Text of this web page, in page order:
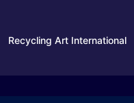
Recycling Art International